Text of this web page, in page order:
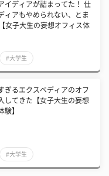
イディアが詰まってた！ 仕
ィアもやめられない、とま
女子大生の妄想オフィス体
#大学生
ぎるエクスペディアのオフ
してきた【女子大生の妄想
験】
#大学生